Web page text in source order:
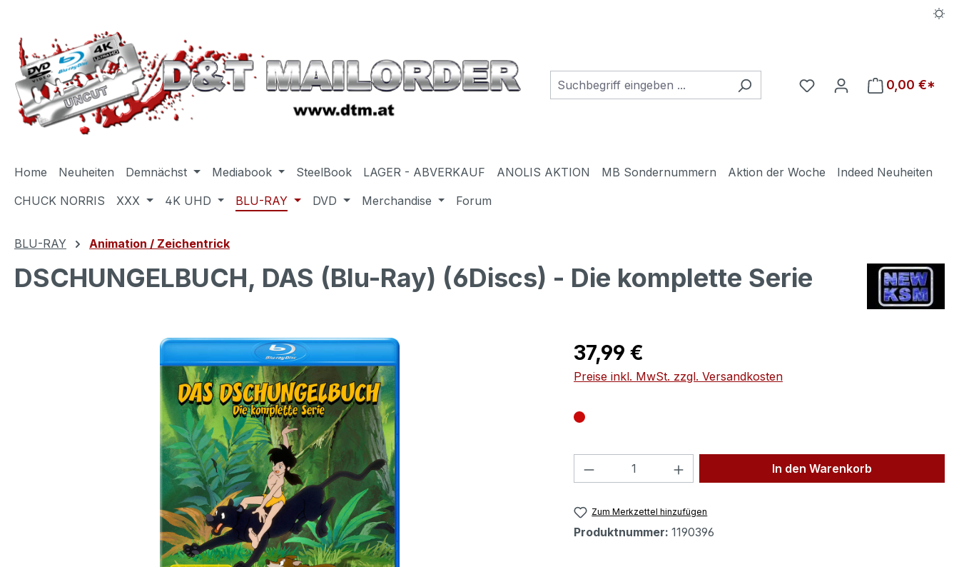
Du hast 0 Produkte auf
0,00 €*
Home Neuheiten Demnächst Mediabook SteelBook LAGER - ABVERKAUF ANOLIS AKTION MB Sondernummern Aktion der Woche
Indeed Neuheiten
CHUCK NORRIS
XXX 4K UHD BLU-RAY DVD Merchandise Forum
BLU-RAY Animation / Zeichentrick
DSCHUNGELBUCH, DAS (Blu-Ray) (6Discs) - Die komplette Serie
Regulärer Preis:
37,99 €
Preise inkl. MwSt. zzgl. Versandkosten
Produkt Anzahl: Gib den gewünschten Wert
In den Warenkorb
Zum Merkzettel hinzufügen
Produktnummer: 1190396